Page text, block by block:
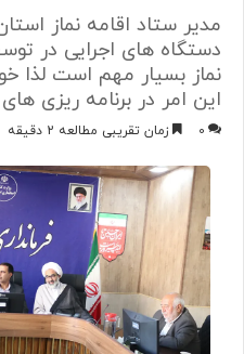
مدیر ستاد اقامه نماز
دستگاه های اجرایی در
نماز بسیار مهم است لذا
این امر در برنامه ریزی
0 زمان تقریبی مطالعه 2 دقیقه